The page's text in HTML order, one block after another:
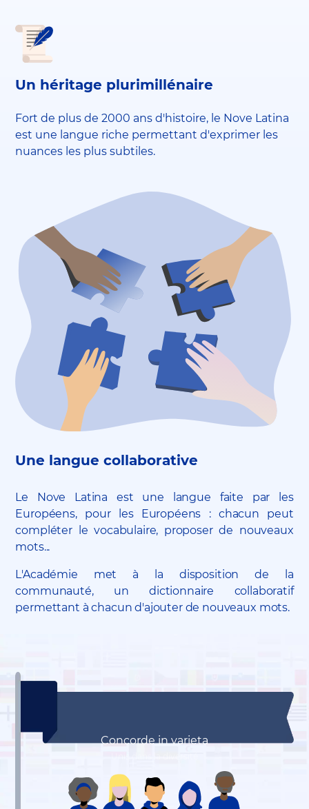
Un héritage plurimillénaire
Fort de plus de 2000 ans d'histoire, le Nove Latina
est une langue riche permettant d'exprimer les
nuances les plus subtiles.
Une langue collaborative
Le Nove Latina est une langue faite par les
Européens, pour les Européens : chacun peut
compléter le vocabulaire, proposer de nouveaux
mots...
L'Académie met à la disposition de la
communauté, un dictionnaire collaboratif
permettant à chacun d'ajouter de nouveaux mots.
Concorde in varieta